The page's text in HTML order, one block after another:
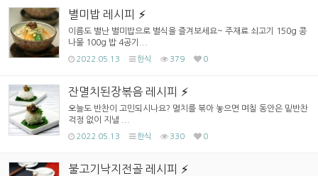
별미밥 레시피
이름도 별난 별미밥으로 별식을 즐겨보세요~ 주재료 쇠고기 150g 콩
나물 100g 밥 4공기...
2022.05.13 한식 379 0
잔멸치된장볶음 레시피
오늘도 반찬이 고민되시나요? 멸치를 볶아 놓으면 며칠 동안은 밑반찬
걱정 없이 지낼 ...
2022.05.13 한식 330 0
불고기낙지전골 레시피